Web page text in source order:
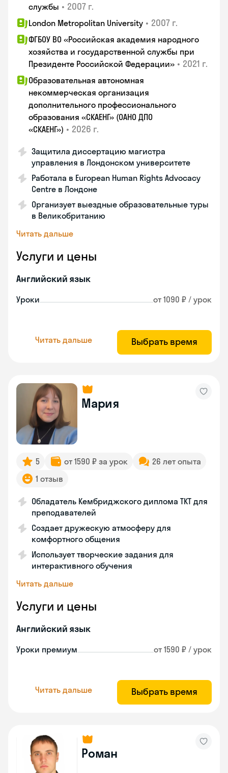
службы • 2007 г.
London Metropolitan University • 2007 г.
ФГБОУ ВО «Российская академия народного
хозяйства и государственной службы при
Президенте Российской Федерации» • 2021 г.
Образовательная автономная
некоммерческая организация
дополнительного профессионального
образования «СКАЕНГ» (ОАНО ДПО
«СКАЕНГ») • 2026 г.
Защитила диссертацию магистра
управления в Лондонском университете
Работала в European Human Rights Advocacy
Centre в Лондоне
Организует выездные образовательные туры
в Великобританию
Читать дальше
Услуги и цены
Английский язык
Уроки от 1090 ₽ / урок
Читать дальше Выбрать время
Мария
5 от 1590 ₽ за урок
26 лет опыта
1 отзыв
Обладатель Кембриджского диплома ТКТ для
преподавателей
Создает дружескую атмосферу для
комфортного общения
Использует творческие задания для
интерактивного обучения
Читать дальше
Услуги и цены
Английский язык
Уроки премиум от 1590 ₽ / урок
Читать дальше Выбрать время
Роман